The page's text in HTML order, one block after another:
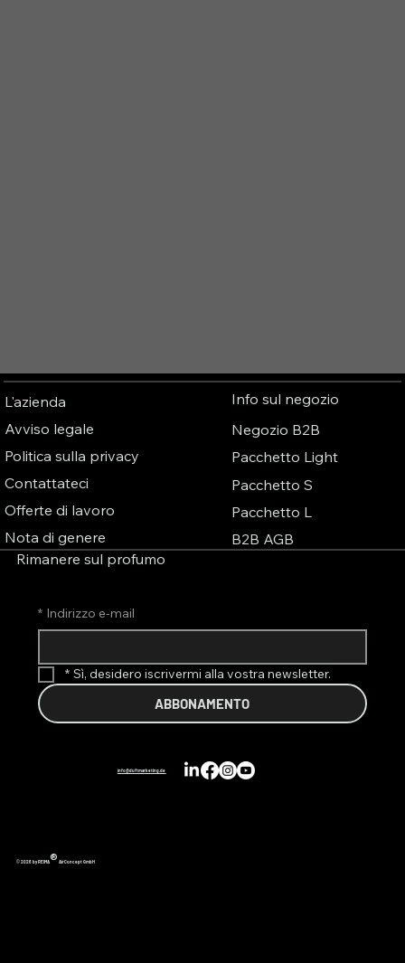
L'azienda
Avviso legale
Politica sulla privacy
Contattateci
Offerte di lavoro
Nota di genere
Info sul negozio
Negozio B2B
Pacchetto Light
Pacchetto S
Pacchetto L
B2B AGB
Rimanere sul profumo
* Indirizzo e-mail
* Sì, desidero iscrivermi alla vostra newsletter.
ABBONAMENTO
info@duftmarketing.de
© 2026 by REIMA® AirConcept GmbH